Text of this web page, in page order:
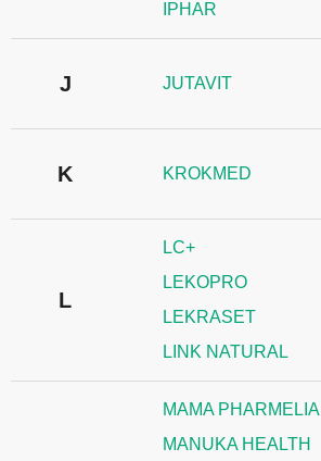
IPHAR
J JUTAVIT
K KROKMED
L
LC+
LEKOPRO
LEKRASET
LINK NATURAL
MAMA PHARMELIA
MANUKA HEALTH